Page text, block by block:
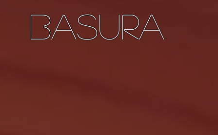
basura